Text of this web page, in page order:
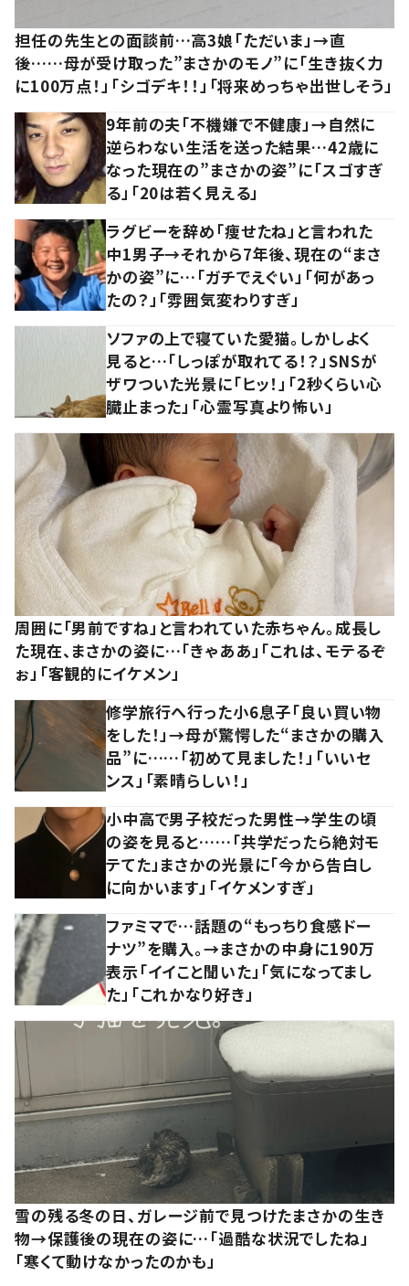
担任の先生との面談前…高3娘「ただいま」→直
後……母が受け取った”まさかのモノ”に「生き抜く力
に100万点！」「シゴデキ！！」「将来めっちゃ出世しそう」
9年前の夫「不機嫌で不健康」→自然に
逆らわない生活を送った結果…42歳に
なった現在の”まさかの姿”に「スゴすぎ
る」「20は若く見える」
ラグビーを辞め「痩せたね」と言われた
中1男子→それから7年後、現在の“まさ
かの姿”に…「ガチでえぐい」「何があっ
たの？」「雰囲気変わりすぎ」
ソファの上で寝ていた愛猫。しかしよく
見ると…「しっぽが取れてる！？」SNSが
ザワついた光景に「ヒッ！」「2秒くらい心
臓止まった」「心霊写真より怖い」
周囲に「男前ですね」と言われていた赤ちゃん。成長し
た現在、まさかの姿に…「きゃああ」「これは、モテるぞ
ぉ」「客観的にイケメン」
修学旅行へ行った小6息子「良い買い物
をした！」→母が驚愕した“まさかの購入
品”に……「初めて見ました！」「いいセ
ンス」「素晴らしい！」
小中高で男子校だった男性→学生の頃
の姿を見ると……「共学だったら絶対モ
テてた」まさかの光景に「今から告白し
に向かいます」「イケメンすぎ」
ファミマで…話題の“もっちり食感ドー
ナツ”を購入。→まさかの中身に190万
表示「イイこと聞いた」「気になってまし
た」「これかなり好き」
雪の残る冬の日、ガレージ前で見つけたまさかの生き
物→保護後の現在の姿に…「過酷な状況でしたね」
「寒くて動けなかったのかも」